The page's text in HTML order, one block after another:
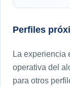
Perfiles
La experiencia
operativa del
para otros